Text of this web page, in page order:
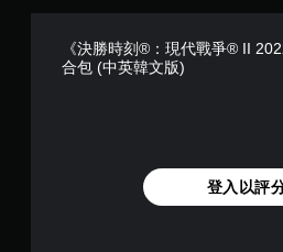
《決勝時刻®：現代戰爭® II
合包 (中英韓文版)
登入以評